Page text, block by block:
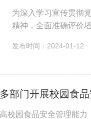
为深入学习宣传贯彻
精神，全面准确评价
划志愿者半年度考...
发布时间：2024-01-12
部门开展校园食
校园食品安全管理能